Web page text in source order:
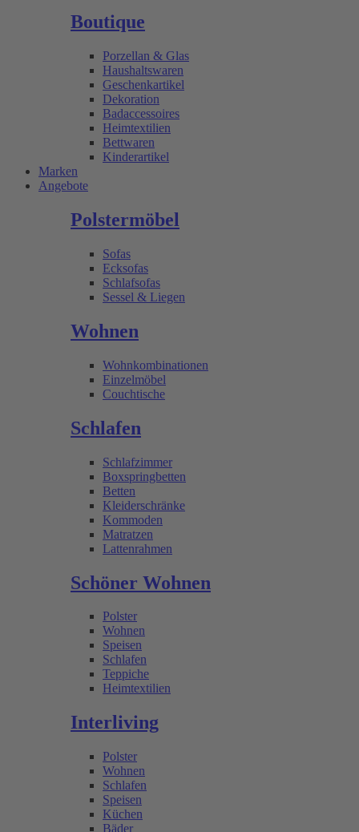
Boutique
Porzellan & Glas
Haushaltswaren
Geschenkartikel
Dekoration
Badaccessoires
Heimtextilien
Bettwaren
Kinderartikel
Marken
Angebote
Polstermöbel
Sofas
Ecksofas
Schlafsofas
Sessel & Liegen
Wohnen
Wohnkombinationen
Einzelmöbel
Couchtische
Schlafen
Schlafzimmer
Boxspringbetten
Betten
Kleiderschränke
Kommoden
Matratzen
Lattenrahmen
Schöner Wohnen
Polster
Wohnen
Speisen
Schlafen
Teppiche
Heimtextilien
Interliving
Polster
Wohnen
Schlafen
Speisen
Küchen
Bäder